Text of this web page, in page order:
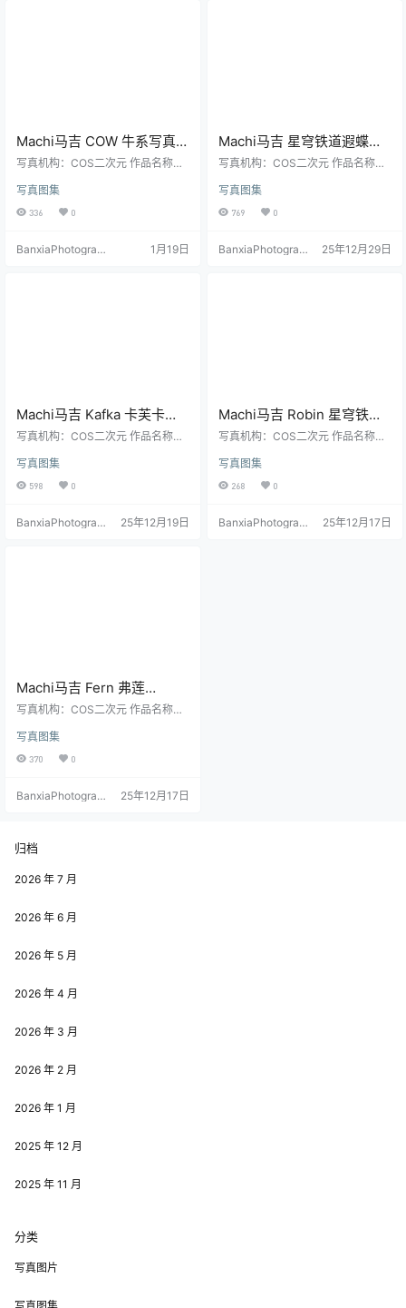
Machi马吉 COW 牛系写真｜
可爱兽耳主题高清图包
写真机构：COS二次元 作品名称：
片数量：21张 资源大小：76.7MB
写真图集
336 0
BanxiaPhotograp
1月19日
Machi马吉 星穹铁道遐蝶
Cosplay写真｜Castorice高
写真机构：COS二次元 作品名称：
吉 图片数量：34张 资源大小：66.2
MB
写真图集
769 0
BanxiaPhotograp
25年12月29日
Machi马吉 Kafka 卡芙卡
Cosplay写真合集｜魅惑风
写真机构：COS二次元 作品名称：
图片数量：68张 资源大小：238.2
MB
写真图集
598 0
BanxiaPhotograp
25年12月19日
Machi马吉 Robin 星穹铁道
Cos写真｜高质量角色演绎
写真机构：COS二次元 作品名称：
图片数量：62张 资源大小：882MB
写真图集
268 0
BanxiaPhotograp
25年12月17日
Machi马吉 Fern 弗莲
Cosplay写真｜Frieren主题
写真机构：COS二次元 作品名称：
片数量：59张 资源大小：121MB
写真图集
370 0
BanxiaPhotograp
25年12月17日
归档
2026 年 7 月
2026 年 6 月
2026 年 5 月
2026 年 4 月
2026 年 3 月
2026 年 2 月
2026 年 1 月
2025 年 12 月
2025 年 11 月
分类
写真图片